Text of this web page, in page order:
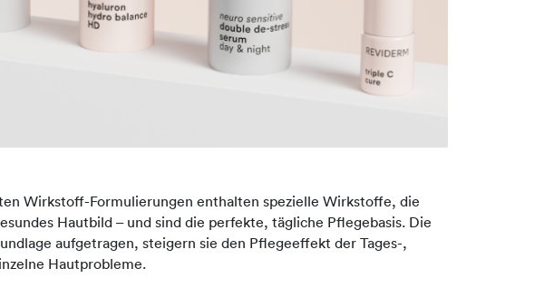
Wirkstoff-Formulierungen enthalten spezielle Wirkstoffe, die
Hautbild – und sind die perfekte, tägliche Pflegebasis. Die
aufgetragen, steigern sie den Pflegeeffekt der Tages-,
Hautprobleme.